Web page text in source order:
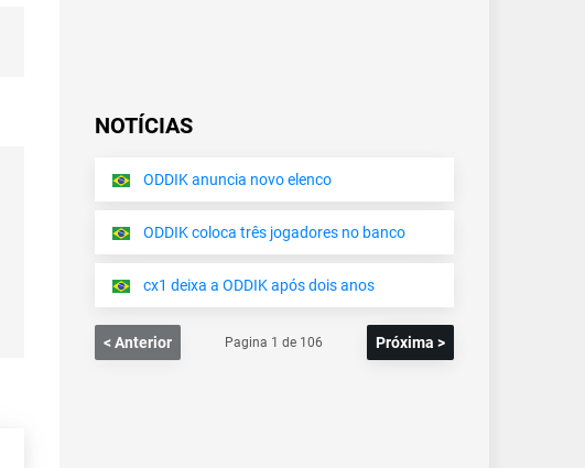
NOTÍCIAS
ODDIK anuncia novo elenco
ODDIK coloca três jogadores no banco
cx1 deixa a ODDIK após dois anos
< Anterior Pagina 1 de 106 Próxima >